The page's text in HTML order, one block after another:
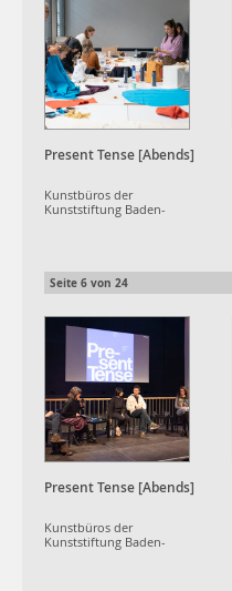
Present Tense [Abends]
Kunstbüros der
Kunststiftung Baden-
Seite 6 von 24
Present Tense [Abends]
Kunstbüros der
Kunststiftung Baden-